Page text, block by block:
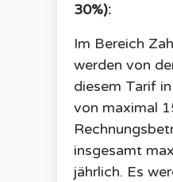
30%):
Im Bereich
werden von
diesem Tarif
von maximal
insgesamt
jährlich. Es